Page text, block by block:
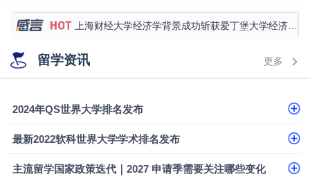
Offer
上海财经大学经济学背景成功斩获爱丁堡大学经济学
硕士录取
数学背景的他，靠“供应链”故事敲开哥大、宾大之门
专科逆袭伦敦大学学院UCL录取案例解析
留学资讯 更多
2024年QS世界大学排名发布
最新2022软科世界大学学术排名发布
主流留学国家政策迭代｜2027 申请季需要关注哪些变化